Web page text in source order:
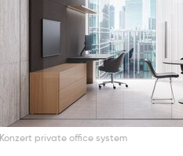
Konzert private office system